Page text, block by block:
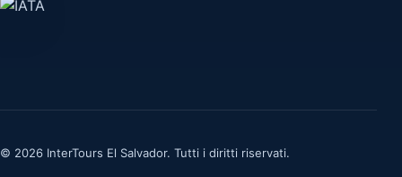
© 2026 InterTours El Salvador. Tutti i diritti riservati.